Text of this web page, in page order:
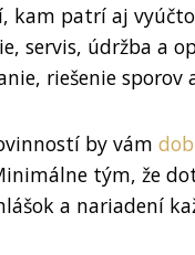
kam patrí aj
servis, údržba a
riešenie
by vám
tým, že
a nariadení